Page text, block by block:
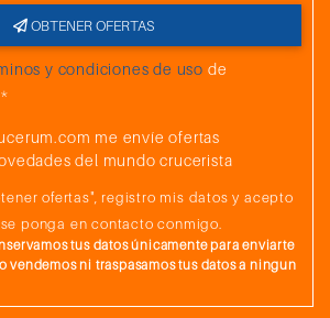
OBTENER OFERTAS
y condiciones de uso de
me envíe ofertas
del mundo crucerista
ofertas", registro mis datos y acepto
ponga en contacto conmigo.
tus datos únicamente para enviarte
vendemos ni traspasamos tus datos a ningun